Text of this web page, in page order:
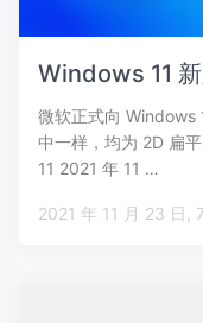
Windows 11
微软正式向 Windows
中一样，均为 2D 扁
11 2021 年 11 …